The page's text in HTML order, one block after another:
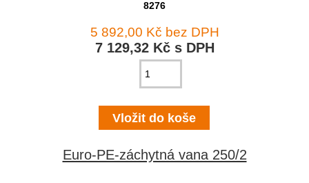
8276
5 892,00 Kč bez DPH
7 129,32 Kč s DPH
Euro-PE-záchytná vana 250/2